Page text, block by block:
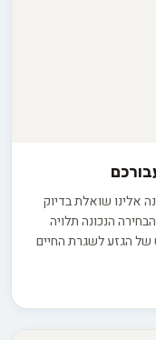
אלינו שואלת בדיוק
שהבחירה הנכונה תלויה
הגזע לשגרת החיים